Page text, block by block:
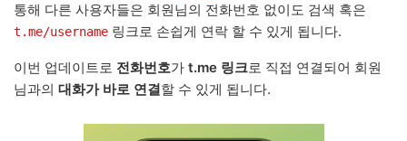
통해 다른 사용자들은 회원님의 전화번호 없이도 검색 혹은
t.me/username 링크로 손쉽게 연락 할 수 있게 됩니다.
이번 업데이트로 전화번호가 t.me 링크로 직접 연결되어 회원
님과의 대화가 바로 연결할 수 있게 됩니다.